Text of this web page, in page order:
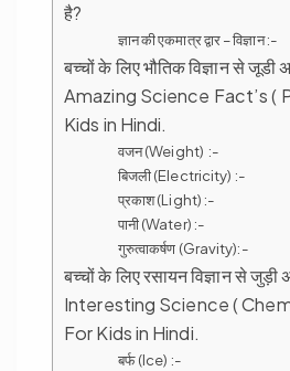
है?
ज्ञान की एकमात्र द्वार – विज्ञान :-
बच्चों के लिए भौतिक विज्ञान से जूडी
Amazing Science Fact’s (
Kids in Hindi.
वजन (Weight) :-
बिजली (Electricity) :-
प्रकाश (Light) :-
पानी (Water) :-
गुरुत्वाकर्षण (Gravity):-
बच्चों के लिए रसायन विज्ञान से जुड़ी
Interesting Science (
For Kids in Hindi.
बर्फ (Ice) :-